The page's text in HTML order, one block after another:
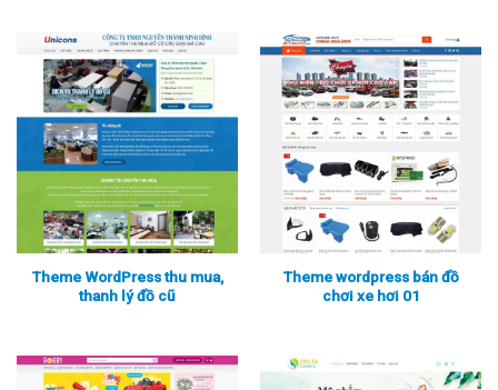
Xem thực tế Xem chi tiết Xem thực tế Xem chi tiết
Xem thực tế Xem chi tiết
Theme WordPress thu mua,
thanh lý đồ cũ
Xem thực tế Xem chi tiết
Theme wordpress bán đồ
chơi xe hơi 01